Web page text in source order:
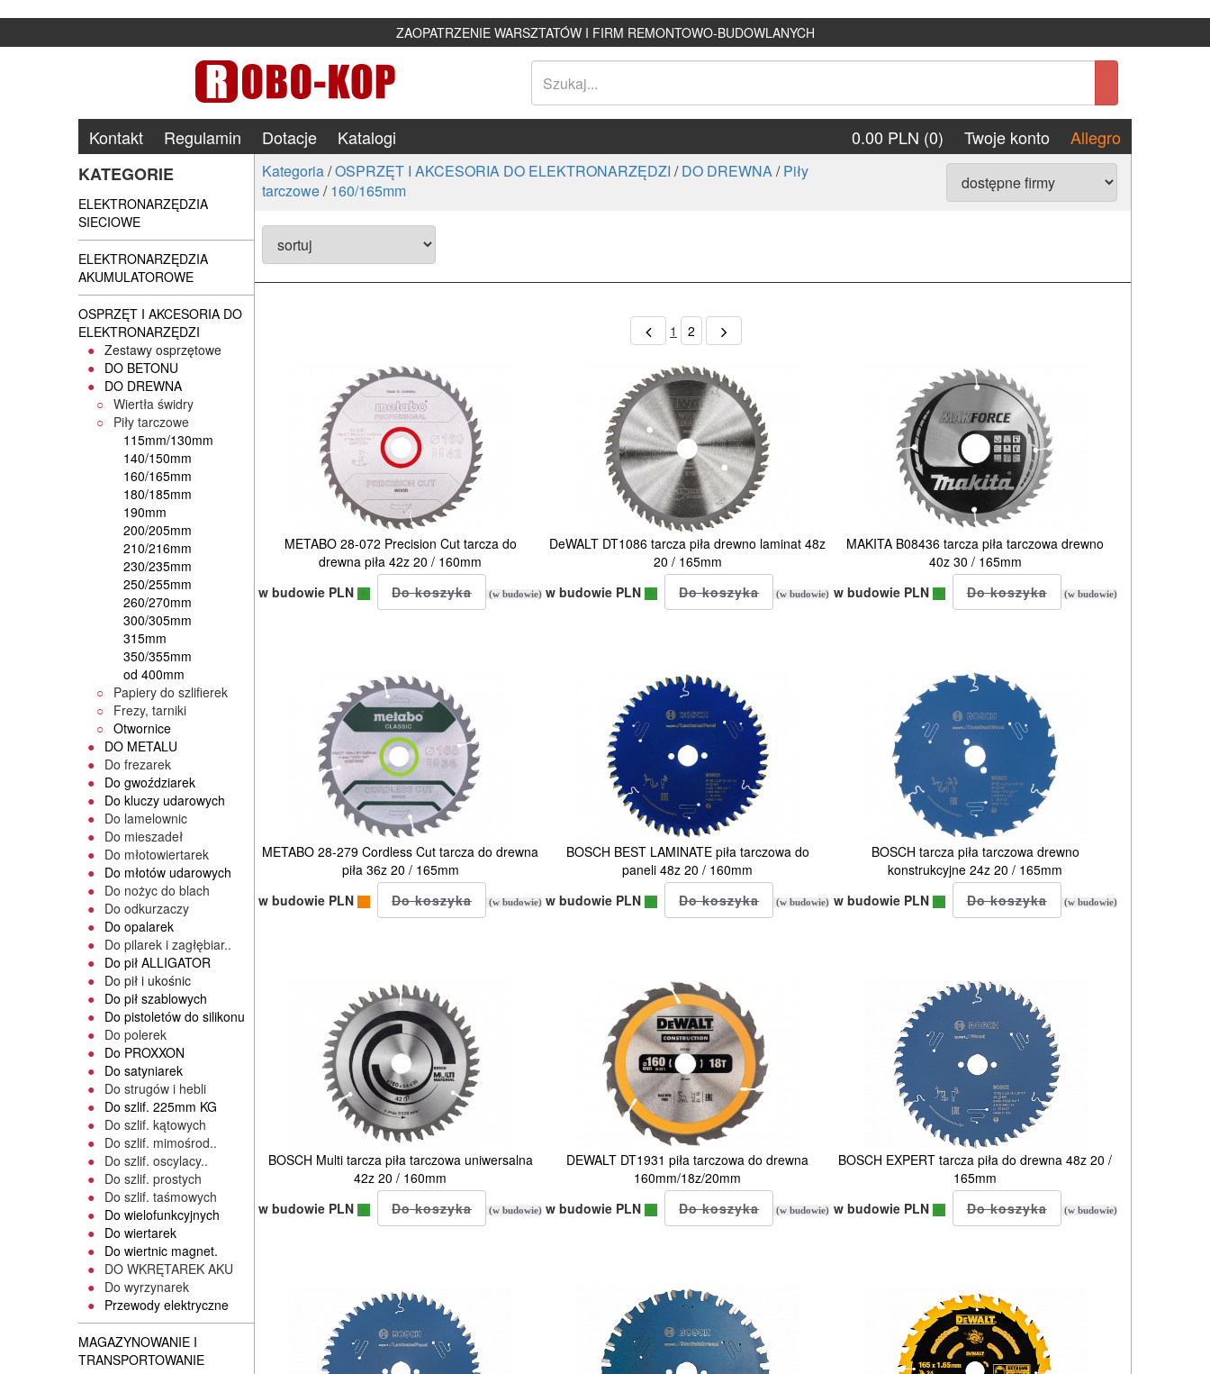
ZAOPATRZENIE WARSZTATÓW I FIRM REMONTOWO-BUDOWLANYCH
Kontakt Regulamin Dotacje Katalogi 0.00 PLN (0) Twoje konto
Allegro
KATEGORIE
ELEKTRONARZĘDZIA
SIECIOWE
ELEKTRONARZĘDZIA
AKUMULATOROWE
OSPRZĘT I AKCESORIA DO
ELEKTRONARZĘDZI
Zestawy osprzętowe
DO BETONU
DO DREWNA
Wiertła świdry
Piły tarczowe
115mm/130mm
140/150mm
160/165mm
180/185mm
190mm
200/205mm
210/216mm
230/235mm
250/255mm
260/270mm
300/305mm
315mm
350/355mm
od 400mm
Papiery do szlifierek
Frezy, tarniki
Otwornice
DO METALU
Do frezarek
Do gwoździarek
Do kluczy udarowych
Do lamelownic
Do mieszadeł
Do młotowiertarek
Do młotów udarowych
Do nożyc do blach
Do odkurzaczy
Do opalarek
Do pilarek i zagłębiar..
Do pił ALLIGATOR
Do pił i ukośnic
Do pił szablowych
Do pistoletów do silikonu
Do polerek
Do PROXXON
Do satyniarek
Do strugów i hebli
Do szlif. 225mm KG
Do szlif. kątowych
Do szlif. mimośrod..
Do szlif. oscylacy..
Do szlif. prostych
Do szlif. taśmowych
Do wielofunkcyjnych
Do wiertarek
Do wiertnic magnet.
DO WKRĘTAREK AKU
Do wyrzynarek
Przewody elektryczne
MAGAZYNOWANIE I
TRANSPORTOWANIE
Kategoria/OSPRZĘT I AKCESORIA DO ELEKTRONARZĘDZI /DO DREWNA/Piły
tarczowe/160/165mm
1 2
METABO 28-072 Precision Cut tarcza do
drewna piła 42z 20 / 160mm
w budowie PLN
(w budowie)
DeWALT DT1086 tarcza piła drewno laminat 48z
20 / 165mm
w budowie PLN
(w budowie)
MAKITA B08436 tarcza piła tarczowa drewno
40z 30 / 165mm
w budowie PLN
(w budowie)
METABO 28-279 Cordless Cut tarcza do drewna
piła 36z 20 / 165mm
w budowie PLN
(w budowie)
BOSCH BEST LAMINATE piła tarczowa do
paneli 48z 20 / 160mm
w budowie PLN
(w budowie)
BOSCH tarcza piła tarczowa drewno
konstrukcyjne 24z 20 / 165mm
w budowie PLN
(w budowie)
BOSCH Multi tarcza piła tarczowa uniwersalna
42z 20 / 160mm
w budowie PLN
(w budowie)
DEWALT DT1931 piła tarczowa do drewna
160mm/18z/20mm
w budowie PLN
(w budowie)
BOSCH EXPERT tarcza piła do drewna 48z 20 /
165mm
w budowie PLN
(w budowie)